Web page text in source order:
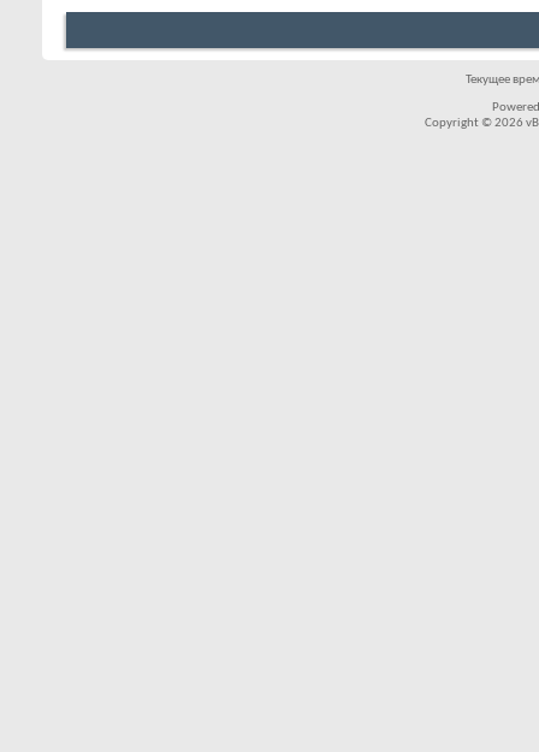
Текущее
Copyright © 2026